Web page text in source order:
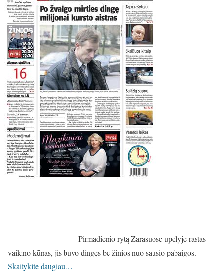
Pirmadienio rytą Zarasuose upelyje rastas
vaikino kūnas, jis buvo dingęs be žinios nuo sausio pabaigos.
Skaitykite daugiau…